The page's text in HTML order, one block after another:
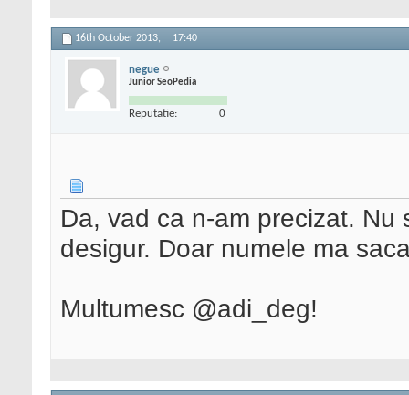
16th October 2013, 17:40
negue
Junior SeoPedia
Reputatie: 0
Da, vad ca n-am precizat.
desigur. Doar numele ma
Multumesc @adi_deg!